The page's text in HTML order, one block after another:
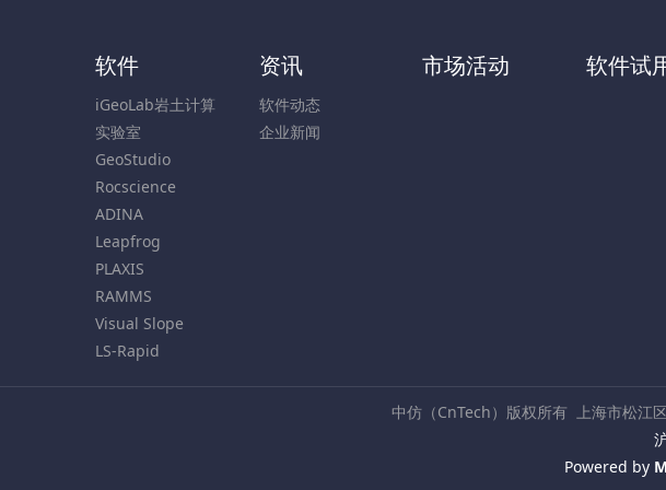
软件
iGeoLab岩土计算
实验室
GeoStudio
Rocscience
ADINA
Leapfrog
PLAXIS
RAMMS
Visual Slope
LS-Rapid
资讯
软件动态
企业新闻
市场活动 软件试
中仿（CnTech）版权所有 上海市松江
Powered by